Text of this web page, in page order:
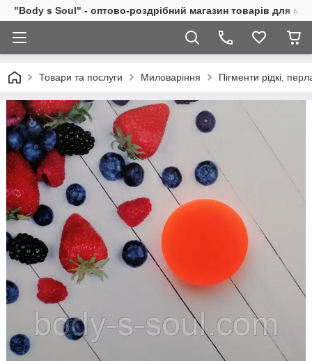
"Body s Soul" - оптово-роздрібний магазин товарів для
Товари та послуги Миловаріння Пігменти рідкі,